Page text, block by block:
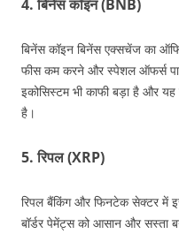
4. बिनेंस कॉइन (BNB)
बिनेंस कॉइन बिनेंस एक्सचेंज का
फीस कम करने और स्पेशल ऑफर्स
इकोसिस्टम भी काफी बड़ा है और यह
है।
5. रिपल (XRP)
रिपल बैंकिंग और फिनटेक सेक्टर में
बॉर्डर पेमेंट्स को आसान और सस्ता